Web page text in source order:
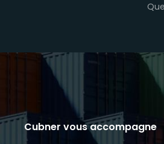
Cubner vous accompagne